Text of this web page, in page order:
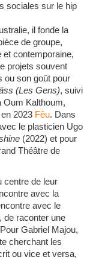
sociales sur le hip
il fonde la
de groupe,
et contemporaine,
projets souvent
ou son goût pour
(Les Gens), suivi
Oum Kalthoum,
2023 Fêu. Dans
le plasticien Ugo
(2022) et pour
Théâtre de
centre de leur
avec la
avec le
de raconter une
Gabriel Majou,
cherchant les
ou vice et versa,